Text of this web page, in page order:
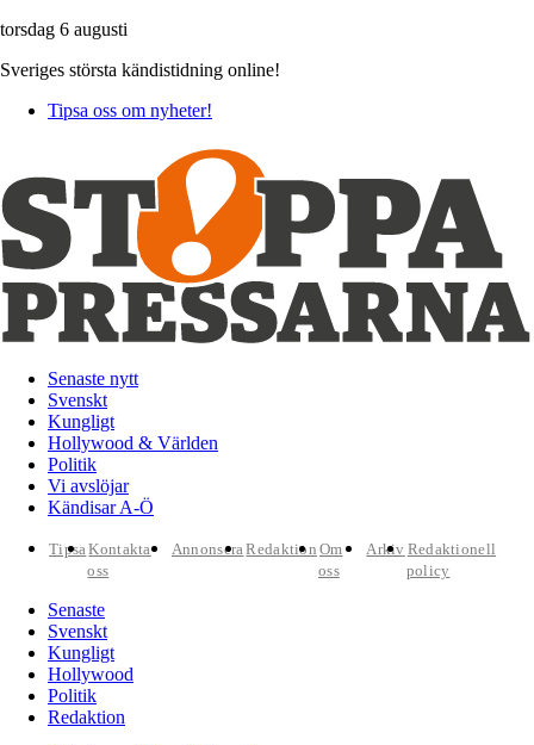
torsdag 6 augusti
Sveriges största kändistidning online!
Tipsa oss om nyheter!
Senaste nytt
Svenskt
Kungligt
Hollywood & Världen
Politik
Vi avslöjar
Kändisar A-Ö
TipsaKontakta
oss
AnnonseraRedaktion Om
oss
Arkiv Redaktionell
policy
Senaste
Svenskt
Kungligt
Hollywood
Politik
Redaktion